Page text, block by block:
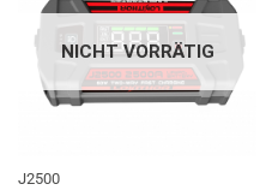
NICHT VORRÄTIG
J2500